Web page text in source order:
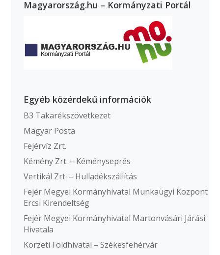
Magyarország.hu – Kormányzati Portál
Egyéb közérdekű információk
B3 Takarékszövetkezet
Magyar Posta
Fejérvíz Zrt.
Kémény Zrt. – Kéményseprés
Vertikál Zrt. – Hulladékszállítás
Fejér Megyei Kormányhivatal Munkaügyi Központ
Ercsi Kirendeltség
Fejér Megyei Kormányhivatal Martonvásári Járási
Hivatala
Körzeti Földhivatal – Székesfehérvár